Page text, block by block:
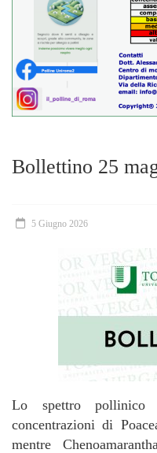
Bollettino 25
5 Giugno 2026
Lo spettro pollinico
concentrazioni di
mentre